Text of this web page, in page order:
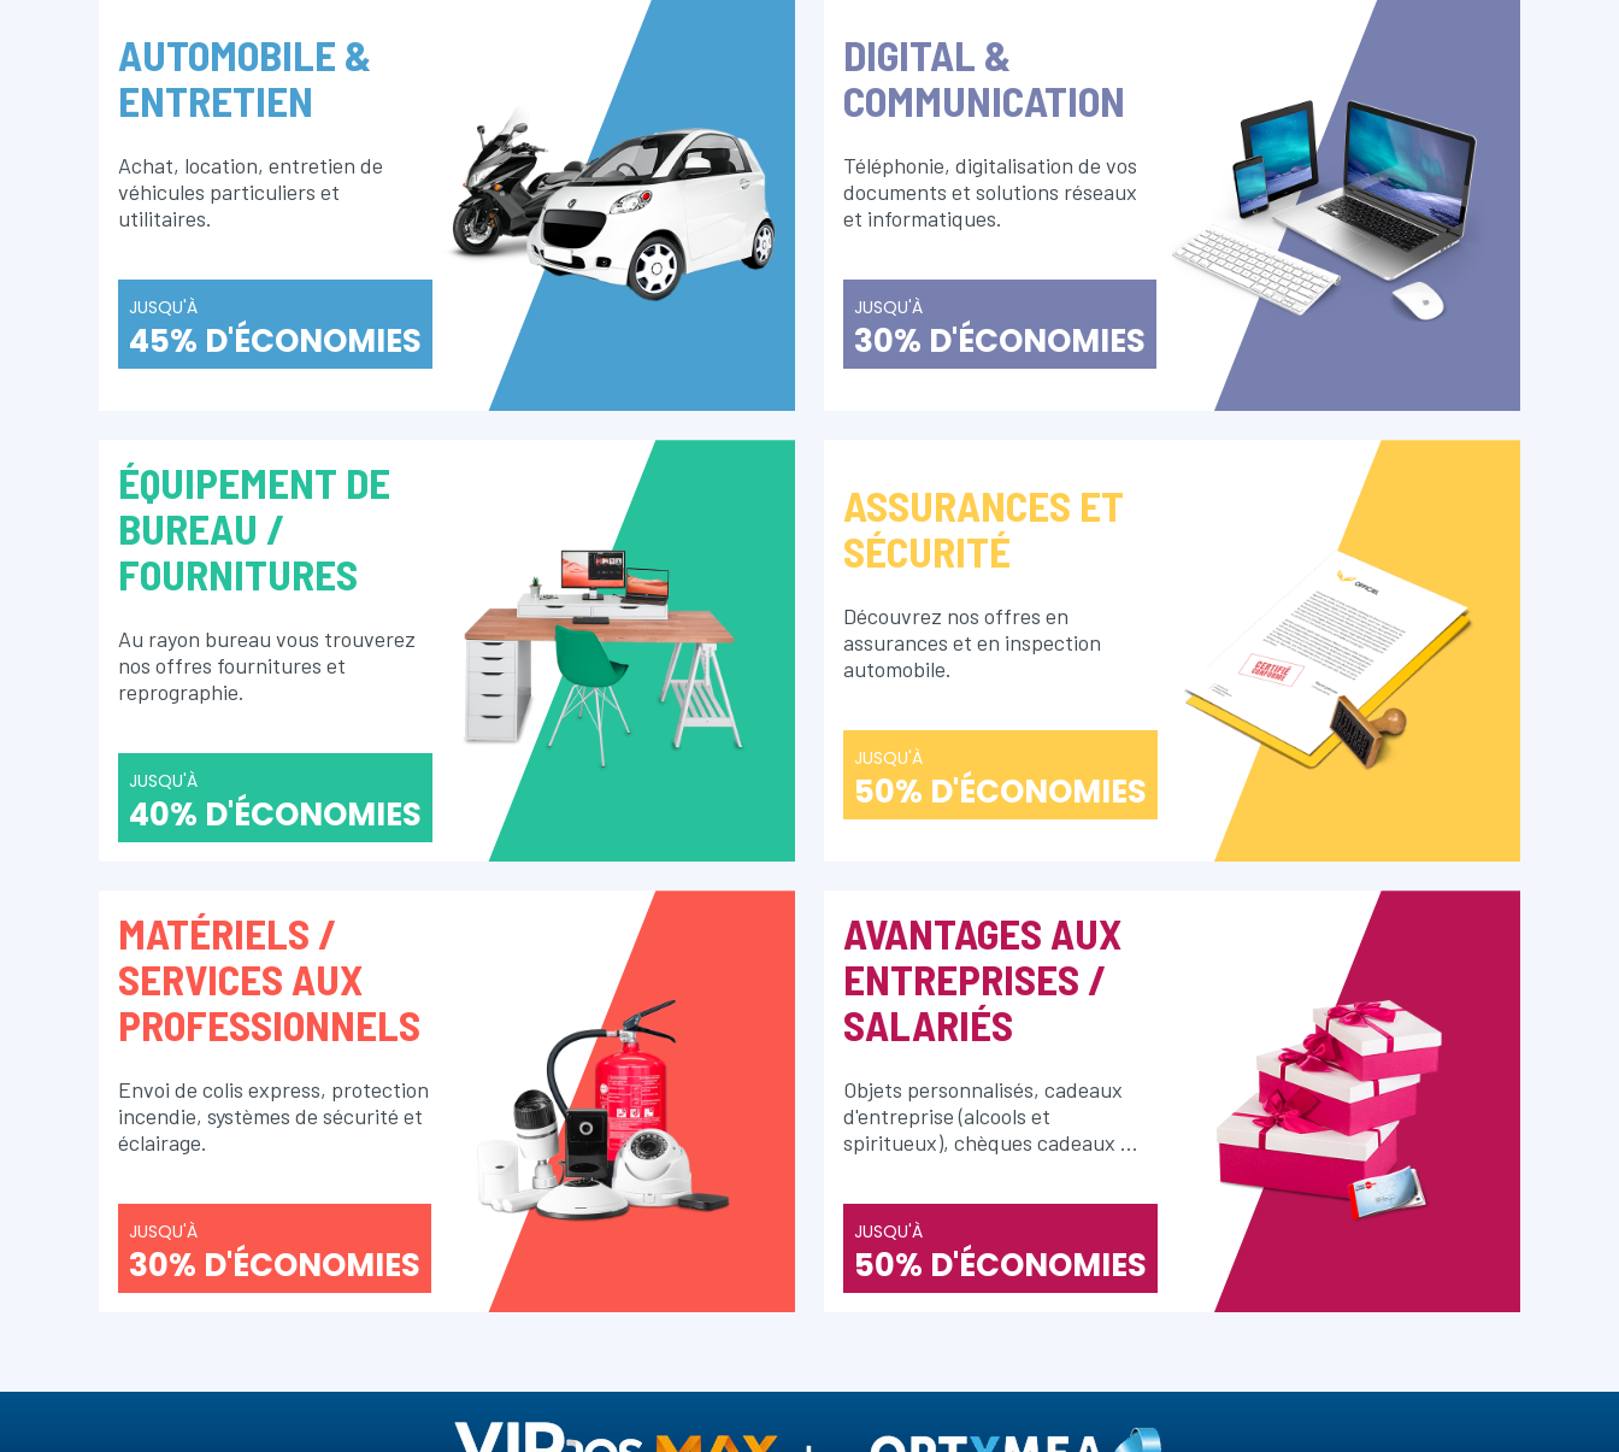
AUTOMOBILE &
ENTRETIEN
Achat, location, entretien de
véhicules particuliers et
utilitaires.
JUSQU'À
45% D'ÉCONOMIES
DIGITAL &
COMMUNICATION
Téléphonie, digitalisation de vos
documents et solutions réseaux
et informatiques.
JUSQU'À
30% D'ÉCONOMIES
ÉQUIPEMENT DE
BUREAU /
FOURNITURES
Au rayon bureau vous trouverez
nos offres fournitures et
reprographie.
JUSQU'À
40% D'ÉCONOMIES
ASSURANCES ET
SÉCURITÉ
Découvrez nos offres en
assurances et en inspection
automobile.
JUSQU'À
50% D'ÉCONOMIES
MATÉRIELS /
SERVICES AUX
PROFESSIONNELS
Envoi de colis express, protection
incendie, systèmes de sécurité et
éclairage.
JUSQU'À
30% D'ÉCONOMIES
AVANTAGES AUX
ENTREPRISES /
SALARIÉS
Objets personnalisés, cadeaux
d'entreprise (alcools et
spiritueux), chèques cadeaux …
JUSQU'À
50% D'ÉCONOMIES